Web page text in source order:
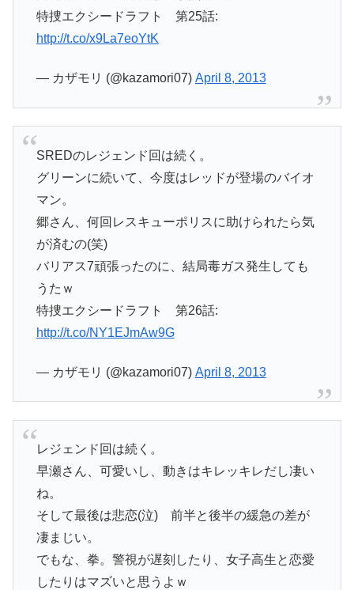
特捜エクシードラフト 第25話:
http://t.co/x9La7eoYtK
— カザモリ (@kazamori07) April 8, 2013
SREDのレジェンド回は続く。
グリーンに続いて、今度はレッドが登場のバイオ
マン。
郷さん、何回レスキューポリスに助けられたら気
が済むの(笑)
バリアス7頑張ったのに、結局毒ガス発生しても
うたｗ
特捜エクシードラフト 第26話:
http://t.co/NY1EJmAw9G
— カザモリ (@kazamori07) April 8, 2013
レジェンド回は続く。
早瀬さん、可愛いし、動きはキレッキレだし凄い
ね。
そして最後は悲恋(泣) 前半と後半の緩急の差が
凄まじい。
でもな、拳。警視が遅刻したり、女子高生と恋愛
したりはマズいと思うよｗ